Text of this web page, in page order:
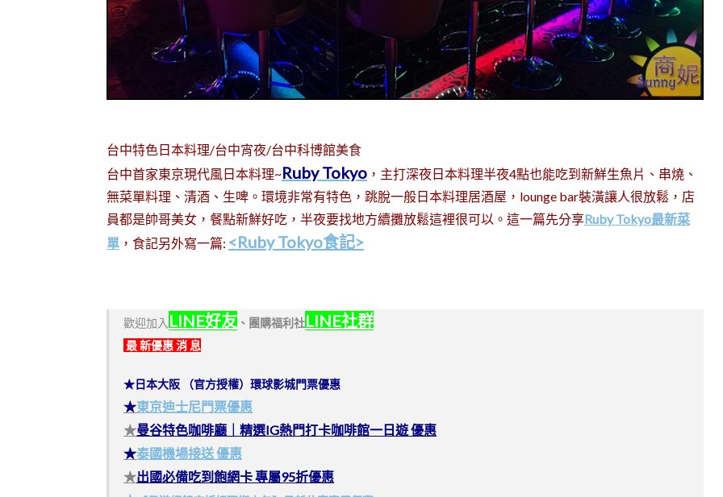
台中特色日本料理/台中宵夜/台中科博館美食
台中首家東京現代風日本料理~Ruby Tokyo ，主打深夜日本料理半夜4點也能吃到新鮮生魚片、串燒、
無菜單料理、清酒、生啤。環境非常有特色，跳脫一般日本料理居酒屋，lounge bar裝潢讓人很放鬆，店
員都是帥哥美女，餐點新鮮好吃，半夜要找地方續攤放鬆這裡很可以。這一篇先分享Ruby Tokyo最新菜
單 ，食記另外寫一篇: <Ruby Tokyo食記>
歡迎加入 LINE好友 、 團購福利社LINE社群
最 新優惠 消 息
★日本大阪 （官方授權）環球影城門票優惠
★東京迪士尼門票優惠
★曼谷特色咖啡廳｜精選IG熱門打卡咖啡館一日遊 優惠
★泰國機場接送 優惠
★出國必備吃到飽網卡 專屬95折優惠